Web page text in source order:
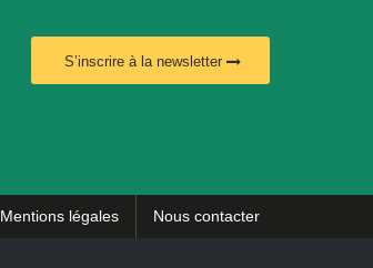
S’inscrire à la newsletter
Mentions légales Nous contacter